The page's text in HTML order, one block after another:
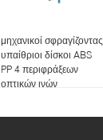
μηχανικοί σφραγίζοντας
υπαίθριοι δίσκοι ABS
PP 4 περιφράξεων
οπτικών ινών